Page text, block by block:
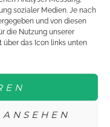
sozialer Medien. Je nach
und von diesen
die Nutzung unserer
das Icon links unten